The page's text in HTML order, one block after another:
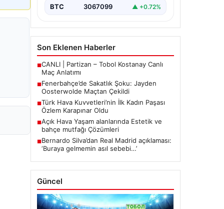
BTC 3067099 ▲ +0.72%
Son Eklenen Haberler
■CANLI | Partizan – Tobol Kostanay Canlı
Maç Anlatımı
■Fenerbahçe’de Sakatlık Şoku: Jayden
Oosterwolde Maçtan Çekildi
■Türk Hava Kuvvetleri’nin İlk Kadın Paşası
Özlem Karapınar Oldu
■Açık Hava Yaşam alanlarında Estetik ve
bahçe mutfağı Çözümleri
■Bernardo Silva’dan Real Madrid açıklaması:
‘Buraya gelmemin asıl sebebi…’
Güncel